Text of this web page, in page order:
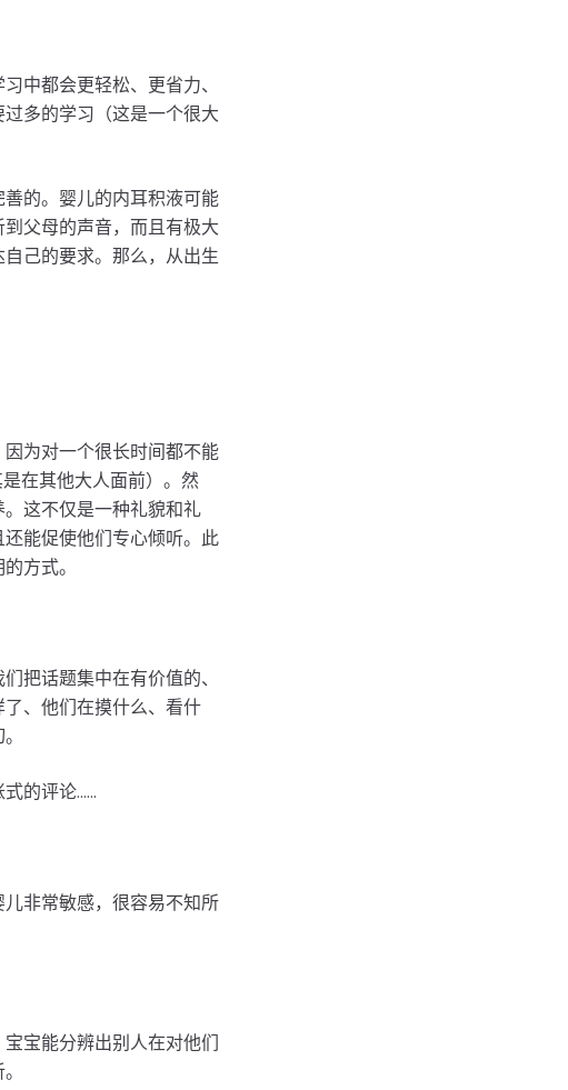
中都会更轻松、更省力、
多的学习（这是一个很大
的。婴儿的内耳积液可能
父母的声音，而且有极大
己的要求。那么，从出生
为对一个很长时间都不能
在其他大人面前）。然
这不仅是一种礼貌和礼
能促使他们专心倾听。此
方式。
把话题集中在有价值的、
、他们在摸什么、看什
的评论......
非常敏感，很容易不知所
宝能分辨出别人在对他们